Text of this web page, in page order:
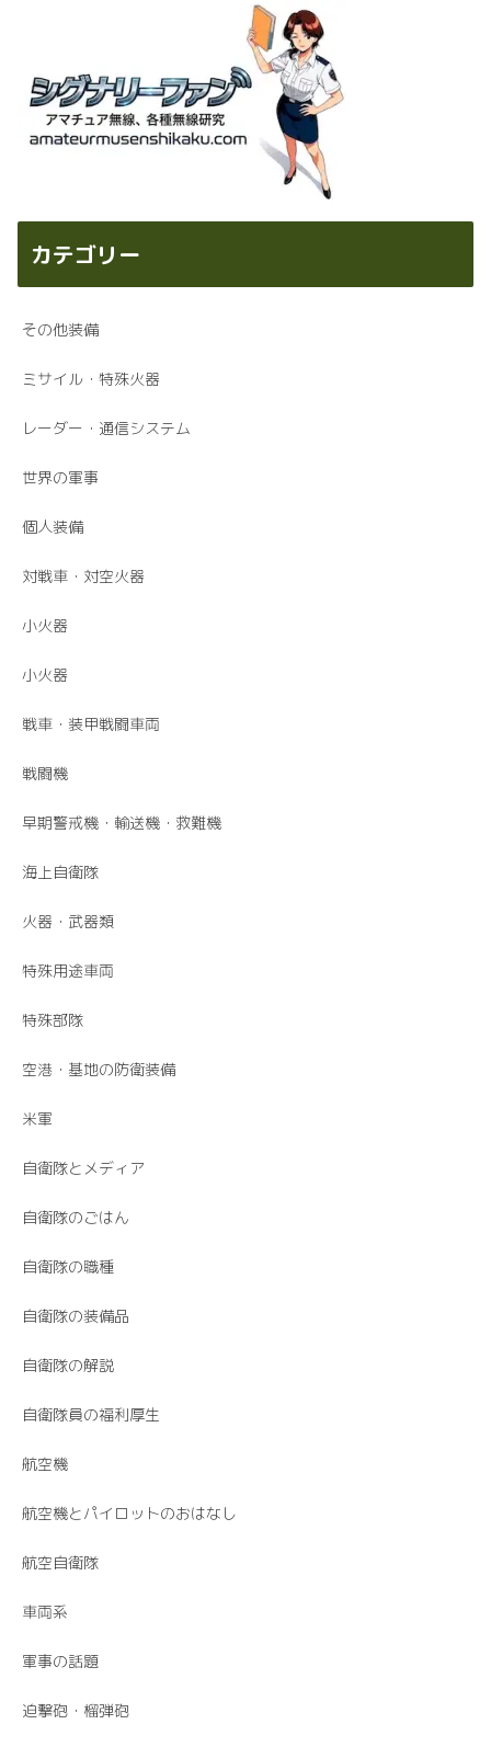
カテゴリー
その他装備
ミサイル・特殊火器
レーダー・通信システム
世界の軍事
個人装備
対戦車・対空火器
小火器
小火器
戦車・装甲戦闘車両
戦闘機
早期警戒機・輸送機・救難機
海上自衛隊
火器・武器類
特殊用途車両
特殊部隊
空港・基地の防衛装備
米軍
自衛隊とメディア
自衛隊のごはん
自衛隊の職種
自衛隊の装備品
自衛隊の解説
自衛隊員の福利厚生
航空機
航空機とパイロットのおはなし
航空自衛隊
車両系
軍事の話題
迫撃砲・榴弾砲